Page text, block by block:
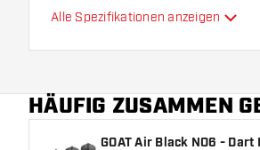
Barrelfarbe
Alle Spezifikationen anzeigen
HÄUFIG ZUSAMMEN
GOAT Air Black NO6 - Dart